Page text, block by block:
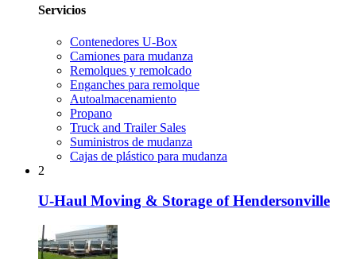
Servicios
Contenedores U-Box
Camiones para mudanza
Remolques y remolcado
Enganches para remolque
Autoalmacenamiento
Propano
Truck and Trailer Sales
Suministros de mudanza
Cajas de plástico para mudanza
2
U-Haul Moving & Storage of Hendersonville